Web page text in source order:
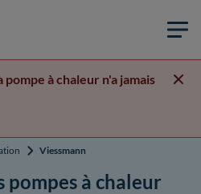
pompe à chaleur n'a jamais
Viessmann
pompes à chaleur